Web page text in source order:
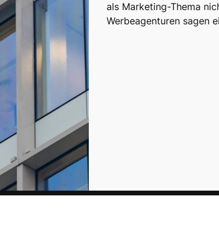
als Marketing-Thema
Werbeagenturen sagen